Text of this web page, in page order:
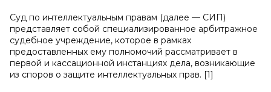
Суд по интеллектуальным правам (далее — СИП)
представляет собой специализированное арбитражное
судебное учреждение, которое в рамках
предоставленных ему полномочий рассматривает в
первой и кассационной инстанциях дела, возникающие
из споров о защите интеллектуальных прав. [1]